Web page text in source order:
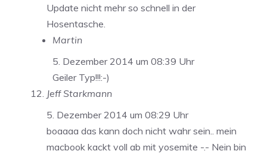
Update nicht mehr so schnell in der
Hosentasche.
Martin
5. Dezember 2014 um 08:39 Uhr
Geiler Typ!!!:-)
Jeff Starkmann
5. Dezember 2014 um 08:29 Uhr
boaaaa das kann doch nicht wahr sein.. mein
macbook kackt voll ab mit yosemite -.- Nein bin